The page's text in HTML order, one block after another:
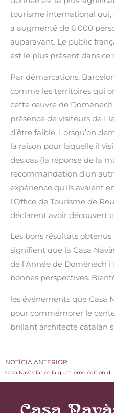
tourisme international qui,
a augmenté de 6 000
auparavant. Le public
est le plus présent dans ce
Par démarcations,
comme les territoires qui
cette œuvre de
présence de visiteurs de
d’être faible. Lorsqu’on
la raison pour laquelle il
des cas (la réponse de la
recommandation d’un
expérience qu’ils avaient
l’Office de Tourisme de
déclarent avoir découvert
Les bons résultats
signifient que la Casa
de l’Année de Domènech
bonnes perspectives.
les événements que Casa
pour commémorer le
brillant architecte catalan
NOTÍCIA ANTERIOR